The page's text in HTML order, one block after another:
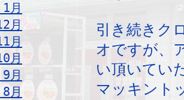
月
月
月
月
月
月
引き続きク
オですが、
い頂いてい
マッキント